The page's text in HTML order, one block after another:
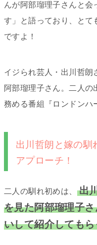
んが阿部瑠理子さんと会
す」と語っており、とて
ですよ！
イジられ芸人・出川哲朗
阿部瑠理子さん。二人の
務める番組『ロンドンハ
出川哲朗と嫁の馴
アプローチ！
二人の馴れ初めは、
出
を見た阿部瑠理子
いして紹介しても